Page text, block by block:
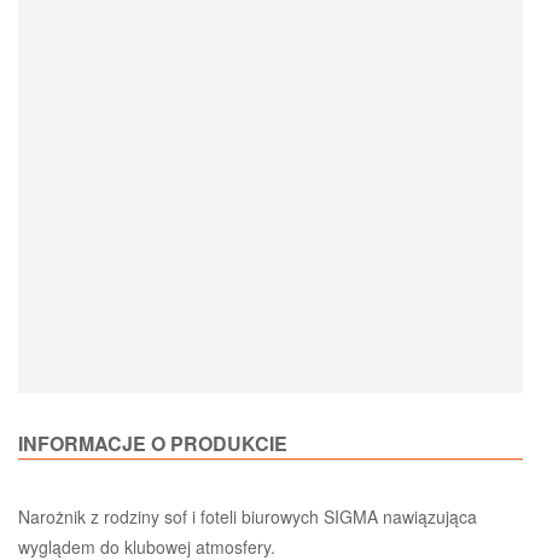
INFORMACJE O PRODUKCIE
Narożnik z rodziny sof i foteli biurowych SIGMA nawiązująca
wyglądem do klubowej atmosfery.